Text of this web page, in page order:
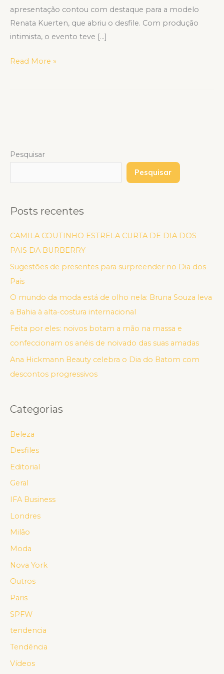
apresentação contou com destaque para a modelo
Renata Kuerten, que abriu o desfile. Com produção
intimista, o evento teve […]
Read More »
Pesquisar
Pesquisar
Posts recentes
CAMILA COUTINHO ESTRELA CURTA DE DIA DOS
PAIS DA BURBERRY
Sugestões de presentes para surpreender no Dia dos
Pais
O mundo da moda está de olho nela: Bruna Souza leva
a Bahia à alta-costura internacional
Feita por eles: noivos botam a mão na massa e
confeccionam os anéis de noivado das suas amadas
Ana Hickmann Beauty celebra o Dia do Batom com
descontos progressivos
Categorias
Beleza
Desfiles
Editorial
Geral
IFA Business
Londres
Milão
Moda
Nova York
Outros
Paris
SPFW
tendencia
Tendência
Vídeos